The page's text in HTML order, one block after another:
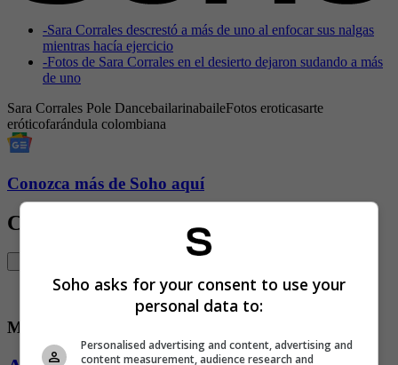
-Sara Corrales descrestó a más de uno al enfocar sus nalgas
mientras hacía ejercicio
-Fotos de Sara Corrales en el desierto dejaron sudando a más
de uno
Sara Corrales Pole DancebailarinabaileFotos eroticasarte
eróticofarándula colombiana
Conozca más de Soho aquí
Contenido Relacionado
Modelos
Soho asks for your consent to use your
personal data to:
Personalised advertising and content, advertising and
content measurement, audience research and